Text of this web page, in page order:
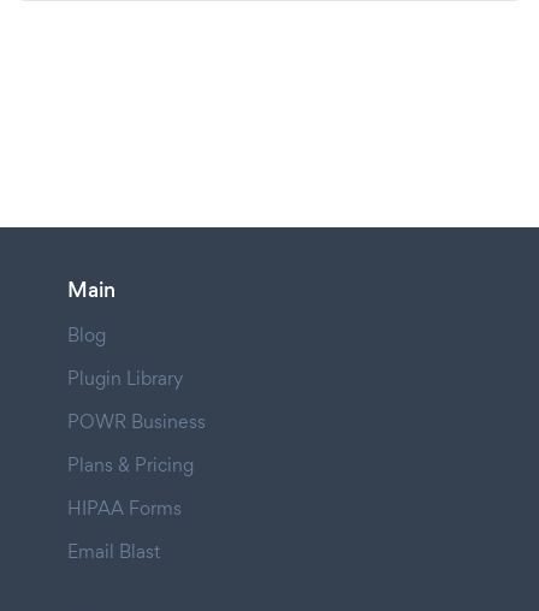
Main
Blog
Plugin Library
POWR Business
Plans & Pricing
HIPAA Forms
Email Blast